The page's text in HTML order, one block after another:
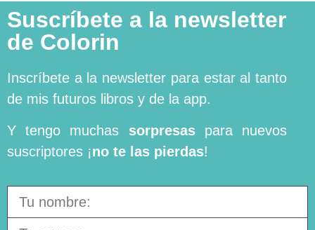
Suscríbete a la newsletter
de Colorin
Inscríbete a la newsletter para estar al tanto
de mis futuros libros y de la app.
Y tengo muchas sorpresaspara nuevos
suscriptores ¡no te las pierdas!